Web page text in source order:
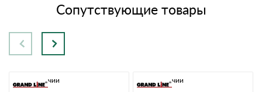
Сопутствующие товары
В наличии В наличии